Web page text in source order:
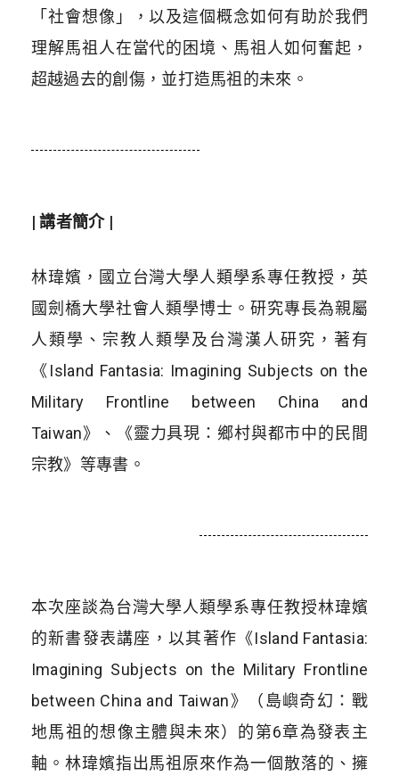
「社會想像」，以及這個概念如何有助於我們
理解馬祖人在當代的困境、馬祖人如何奮起，
超越過去的創傷，並打造馬祖的未來。
| 講者簡介 |
林瑋嬪，國立台灣大學人類學系專任教授，英
國劍橋大學社會人類學博士。研究專長為親屬
人類學、宗教人類學及台灣漢人研究，著有
《Island Fantasia: Imagining Subjects on the
Military Frontline between China and
Taiwan》、《靈力具現：鄉村與都市中的民間
宗教》等專書。
本次座談為台灣大學人類學系專任教授林瑋嬪
的新書發表講座，以其著作《Island Fantasia:
Imagining Subjects on the Military Frontline
between China and Taiwan》（島嶼奇幻：戰
地馬祖的想像主體與未來）的第6章為發表主
軸。林瑋嬪指出馬祖原來作為一個散落的、擁